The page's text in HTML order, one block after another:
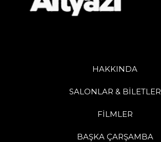
HAKKINDA
SALONLAR & BİLETLER
FİLMLER
BAŞKA ÇARŞAMBA